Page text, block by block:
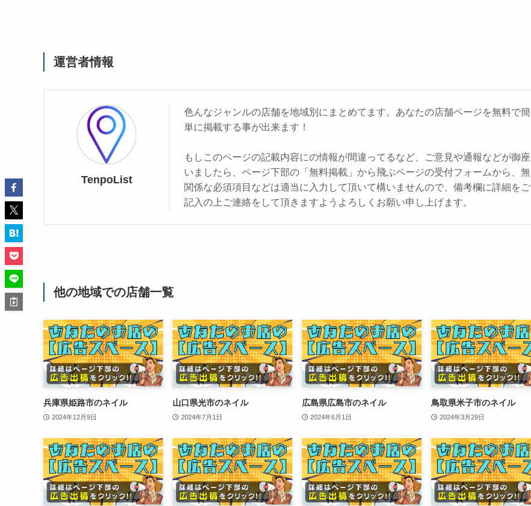
運営者情報
TenpoList
色んなジャンルの店舗を地域別にまとめてます。あなたの店舗ページを無料で簡
単に掲載する事が出来ます！
もしこのページの記載内容にの情報が間違ってるなど、ご意見や通報などが御座
いましたら、ページ下部の「無料掲載」から飛ぶページの受付フォームから、無
関係な必須項目などは適当に入力して頂いて構いませんので、備考欄に詳細をご
記入の上ご連絡をして頂きますようよろしくお願い申し上げます。
他の地域での店舗一覧
兵庫県姫路市のネイル
2024年12月9日
山口県光市のネイル
2024年7月1日
広島県広島市のネイル
2024年6月1日
鳥取県米子市のネイル
2024年3月29日